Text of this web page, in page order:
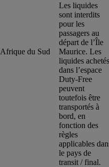
Afrique du Sud
Les liquides
sont interdits
pour les
passagers au
départ de l’Île
Maurice. Les
liquides achetés
dans l’espace
Duty-Free
peuvent
toutefois être
transportés à
bord, en
fonction des
règles
applicables
le pays de
transit / final.